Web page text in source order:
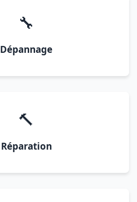
🔧
Dépannage
🔨
Réparation